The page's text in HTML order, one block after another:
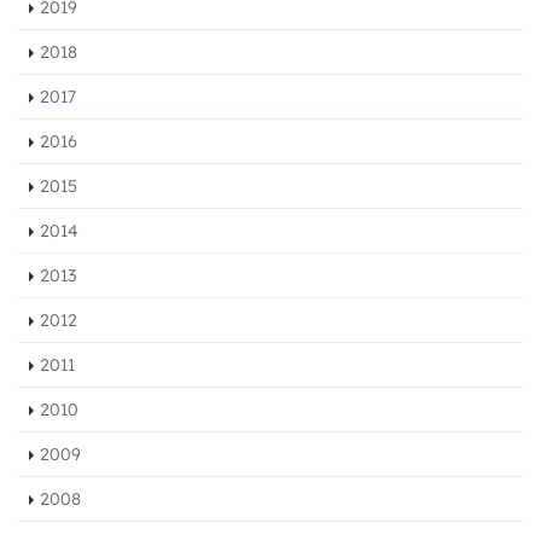
2019
2018
2017
2016
2015
2014
2013
2012
2011
2010
2009
2008